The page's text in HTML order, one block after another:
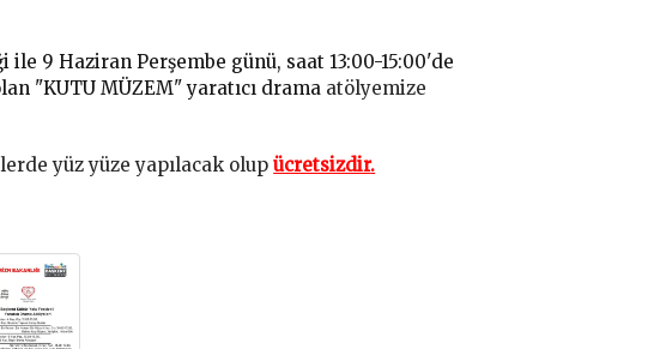
9 Haziran Perşembe günü, saat 13:00-15:00'de
"KUTU MÜZEM" yaratıcı drama atölyemize
yüz yüze yapılacak olupücretsizdir.